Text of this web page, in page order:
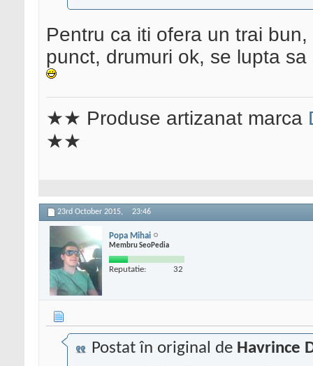
Pentru ca iti ofera un trai
punct, drumuri ok, se lupta
★★ Produse artizanat marca
★★
23rd October 2015, 23:46
Popa Mihai
Membru SeoPedia
Reputatie: 32
Postat în original de Havrince